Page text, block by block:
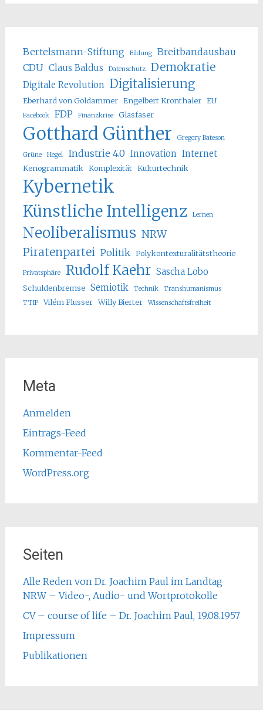
Bertelsmann-Stiftung Bildung
Breitbandausbau
CDU Claus Baldus Datenschutz Demokratie
Digitale Revolution Digitalisierung
Eberhard von Goldammer Engelbert Kronthaler EU
Facebook FDP Finanzkrise Glasfaser
Gotthard Günther Gregory Bateson
Grüne Hegel Industrie 4.0 Innovation Internet
Kenogrammatik Komplexität Kulturtechnik
Kybernetik
Künstliche Intelligenz Lernen
Neoliberalismus NRW
Piratenpartei Politik Polykontexturalitätstheorie
Privatsphäre Rudolf Kaehr Sascha Lobo
Schuldenbremse Semiotik Technik
Transhumanismus
TTIP
Vilém Flusser Willy Bierter Wissenschaftsfreiheit
Meta
Anmelden
Eintrags-Feed
Kommentar-Feed
WordPress.org
Seiten
Alle Reden von Dr. Joachim Paul im Landtag
NRW – Video-, Audio- und Wortprotokolle
CV – course of life – Dr. Joachim Paul, 19.08.1957
Impressum
Publikationen